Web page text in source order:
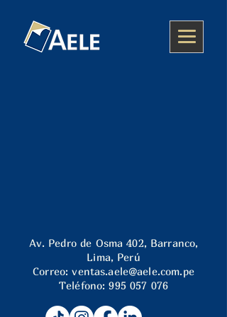
Av. Pedro de Osma 402, Barranco,
Lima, Perú
Correo:ventas.aele@aele.com.pe
Teléfono:995 057 076